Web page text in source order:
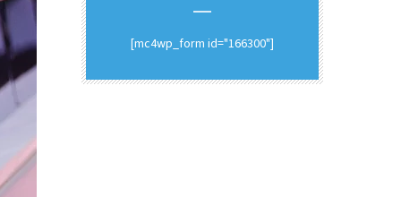
[mc4wp_form id="166300"]